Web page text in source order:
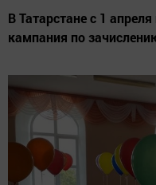
В Татарстане с 1
кампания по